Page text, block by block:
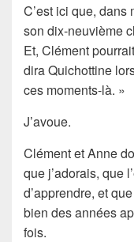
C’est ici que, dans
son dix-neuvième
Et, Clément
dira Quichottine
ces moments-là. »
J’avoue.
Clément et Anne
que j’adorais, que
d’apprendre, et
bien des années
fois.